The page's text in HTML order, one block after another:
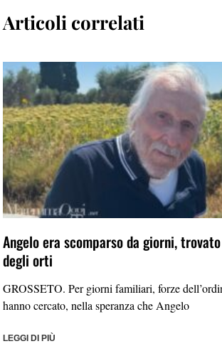
Articoli correlati
Angelo era scomparso da giorni,
degli orti
GROSSETO. Per giorni familiari, forze
hanno cercato, nella speranza che Angelo
LEGGI DI PIÙ